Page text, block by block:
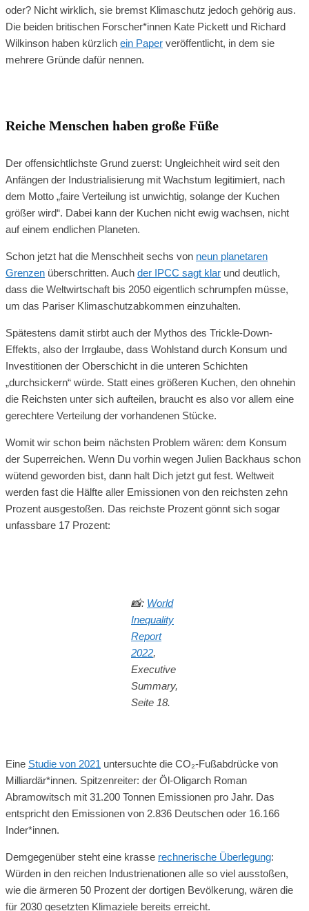
oder? Nicht wirklich, sie bremst Klimaschutz jedoch gehörig aus.
Die beiden britischen Forscher*innen Kate Pickett und Richard
Wilkinson haben kürzlich ein Paper veröffentlicht, in dem sie
mehrere Gründe dafür nennen.
Reiche Menschen haben große Füße
Der offensichtlichste Grund zuerst: Ungleichheit wird seit den
Anfängen der Industrialisierung mit Wachstum legitimiert, nach
dem Motto „faire Verteilung ist unwichtig, solange der Kuchen
größer wird“. Dabei kann der Kuchen nicht ewig wachsen, nicht
auf einem endlichen Planeten.
Schon jetzt hat die Menschheit sechs von neun planetaren
Grenzen überschritten. Auch der IPCC sagt klar und deutlich,
dass die Weltwirtschaft bis 2050 eigentlich schrumpfen müsse,
um das Pariser Klimaschutzabkommen einzuhalten.
Spätestens damit stirbt auch der Mythos des Trickle-Down-
Effekts, also der Irrglaube, dass Wohlstand durch Konsum und
Investitionen der Oberschicht in die unteren Schichten
„durchsickern“ würde. Statt eines größeren Kuchen, den ohnehin
die Reichsten unter sich aufteilen, braucht es also vor allem eine
gerechtere Verteilung der vorhandenen Stücke.
Womit wir schon beim nächsten Problem wären: dem Konsum
der Superreichen. Wenn Du vorhin wegen Julien Backhaus schon
wütend geworden bist, dann halt Dich jetzt gut fest. Weltweit
werden fast die Hälfte aller Emissionen von den reichsten zehn
Prozent ausgestoßen. Das reichste Prozent gönnt sich sogar
unfassbare 17 Prozent:
📸: World
Inequality
Report
2022,
Executive
Summary,
Seite 18.
Eine Studie von 2021 untersuchte die CO₂-Fußabdrücke von
Milliardär*innen. Spitzenreiter: der Öl-Oligarch Roman
Abramowitsch mit 31.200 Tonnen Emissionen pro Jahr. Das
entspricht den Emissionen von 2.836 Deutschen oder 16.166
Inder*innen.
Demgegenüber steht eine krasse rechnerische Überlegung:
Würden in den reichen Industrienationen alle so viel ausstoßen,
wie die ärmeren 50 Prozent der dortigen Bevölkerung, wären die
für 2030 gesetzten Klimaziele bereits erreicht.